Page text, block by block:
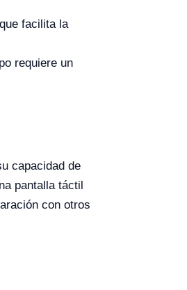
facilita la
requiere un
capacidad de
pantalla táctil
con otros